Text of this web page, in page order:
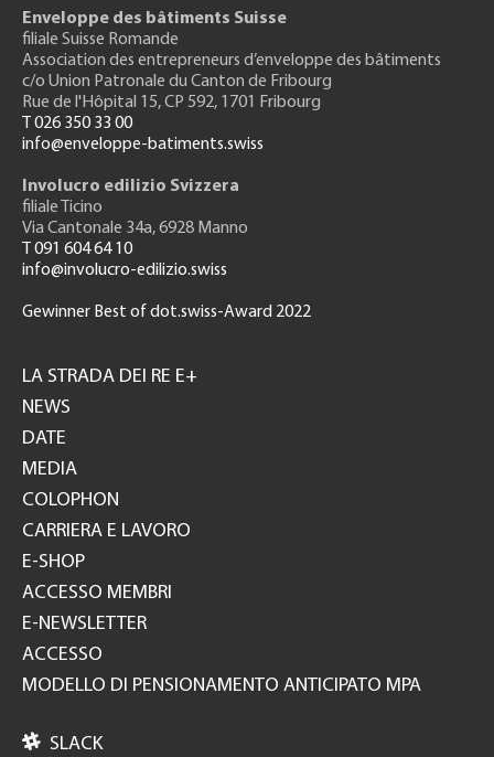
Enveloppe des bâtiments Suisse
filiale Suisse Romande
Association des entrepreneurs d’enveloppe des bâtiments
c/o Union Patronale du Canton de Fribourg
Rue de l'Hôpital 15, CP 592, 1701 Fribourg
T 026 350 33 00
info@enveloppe-batiments.swiss
Involucro edilizio Svizzera
filiale Ticino
Via Cantonale 34a, 6928 Manno
T 091 604 64 10
info@involucro-edilizio.swiss
Gewinner Best of dot.swiss-Award 2022
GH
LA STRADA DEI RE E+
NEWS
DATE
MEDIA
COLOPHON
CARRIERA E LAVORO
E-SHOP
ACCESSO MEMBRI
E-NEWSLETTER
ACCESSO
MODELLO DI PENSIONAMENTO ANTICIPATO MPA
 SLACK